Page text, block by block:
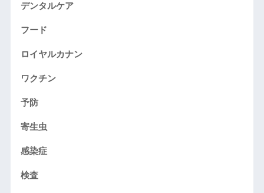
デンタルケア
フード
ロイヤルカナン
ワクチン
予防
寄生虫
感染症
検査